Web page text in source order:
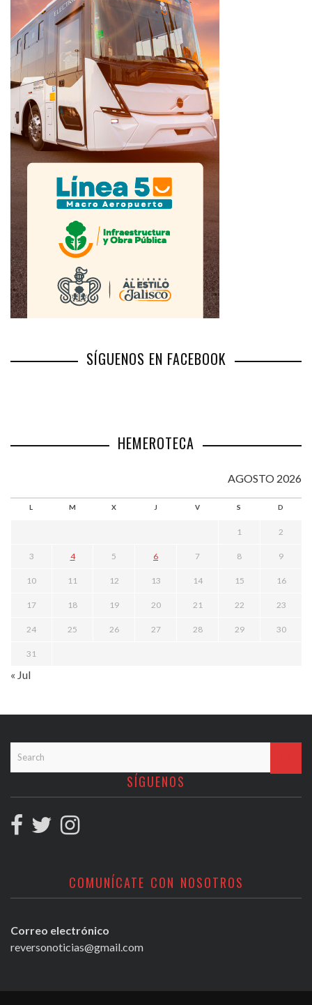
SÍGUENOS EN FACEBOOK
HEMEROTECA
AGOSTO 2026
L M X J V S D
1 2
3 4 5 6 7 8 9
10 11 12 13 14 15 16
17 18 19 20 21 22 23
24 25 26 27 28 29 30
31
« Jul
SÍGUENOS
COMUNÍCATE CON NOSOTROS
Correo electrónico
reversonoticias@gmail.com